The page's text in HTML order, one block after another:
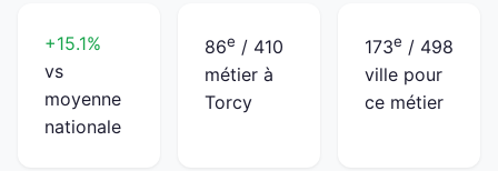
+15.1%
vs
moyenne
nationale
86e / 410
métier à
Torcy
173e / 498
ville pour
ce métier